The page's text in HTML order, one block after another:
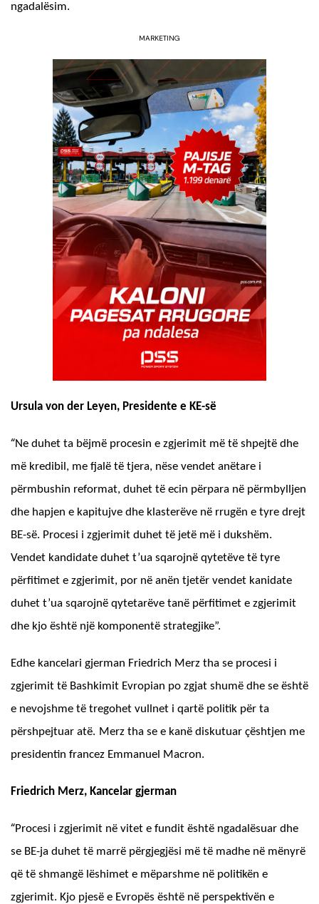
ngadalësim.
MARKETING
Ursula von der Leyen, Presidente e KE-së
“Ne duhet ta bëjmë procesin e zgjerimit më të shpejtë dhe
më kredibil, me fjalë të tjera, nëse vendet anëtare i
përmbushin reformat, duhet të ecin përpara në përmbylljen
dhe hapjen e kapitujve dhe klasterëve në rrugën e tyre drejt
BE-së. Procesi i zgjerimit duhet të jetë më i dukshëm.
Vendet kandidate duhet t’ua sqarojnë qytetëve të tyre
përfitimet e zgjerimit, por në anën tjetër vendet kanidate
duhet t’ua sqarojnë qytetarëve tanë përfitimet e zgjerimit
dhe kjo është një komponentë strategjike”.
Edhe kancelari gjerman Friedrich Merz tha se procesi i
zgjerimit të Bashkimit Evropian po zgjat shumë dhe se është
e nevojshme të tregohet vullnet i qartë politik për ta
përshpejtuar atë. Merz tha se e kanë diskutuar çështjen me
presidentin francez Emmanuel Macron.
Friedrich Merz, Kancelar gjerman
“Procesi i zgjerimit në vitet e fundit është ngadalësuar dhe
se BE-ja duhet të marrë përgjegjësi më të madhe në mënyrë
që të shmangë lëshimet e mëparshme në politikën e
zgjerimit. Kjo pjesë e Evropës është në perspektivën e